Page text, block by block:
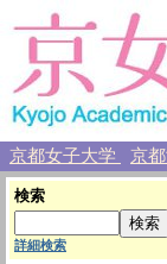
京都女子大学 京
検索
詳細検索